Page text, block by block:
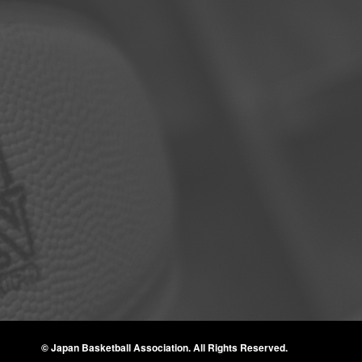
© Japan Basketball Association.All Rights Reserved.